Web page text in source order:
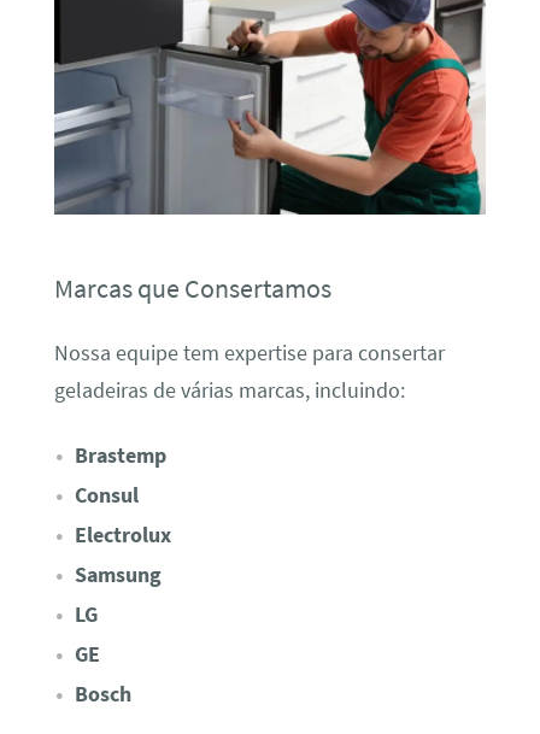
Marcas que Consertamos
Nossa equipe tem expertise para consertar
geladeiras de várias marcas, incluindo:
Brastemp
Consul
Electrolux
Samsung
LG
GE
Bosch